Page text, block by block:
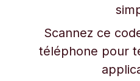
Scannez ce
téléphone pour